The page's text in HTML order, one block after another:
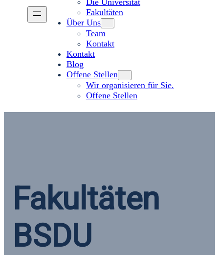
Fakultäten
Über Uns
Team
Kontakt
Kontakt
Blog
Offene Stellen
Wir organisieren für Sie.
Offene Stellen
Fakultäten
BSDU